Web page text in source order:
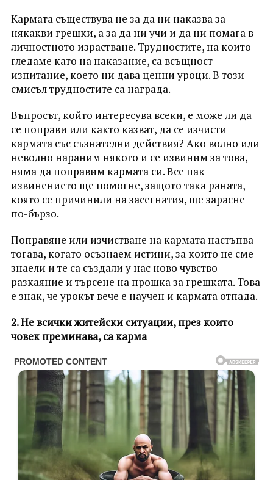
Кармата съществува не за да ни наказва за
някакви грешки, а за да ни учи и да ни помага в
личностното израстване. Трудностите, на които
гледаме като на наказание, са всъщност
изпитание, което ни дава ценни уроци. В този
смисъл трудностите са награда.
Въпросът, който интересува всеки, е може ли да
се поправи или както казват, да се изчисти
кармата със съзнателни действия? Ако волно или
неволно нараним някого и се извиним за това,
няма да поправим кармата си. Все пак
извинението ще помогне, защото така раната,
която се причинили на засегнатия, ще зарасне
по-бързо.
Поправяне или изчистване на кармата настъпва
тогава, когато осъзнаем истини, за които не сме
знаели и те са създали у нас ново чувство -
разкаяние и търсене на прошка за грешката. Това
е знак, че урокът вече е научен и кармата отпада.
2. Не всички житейски ситуации, през които
човек преминава, са карма